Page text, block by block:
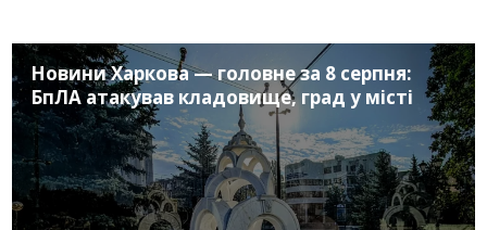
Новини Харкова — головне за 8 серпня:
БпЛА атакував кладовище, град у місті